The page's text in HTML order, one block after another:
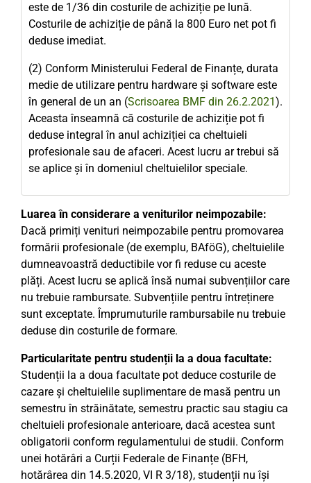
este de 1/36 din costurile de achiziție pe lună.
Costurile de achiziție de până la 800 Euro net pot fi
deduse imediat.
(2) Conform Ministerului Federal de Finanțe, durata
medie de utilizare pentru hardware și software este
în general de un an (Scrisoarea BMF din 26.2.2021).
Aceasta înseamnă că costurile de achiziție pot fi
deduse integral în anul achiziției ca cheltuieli
profesionale sau de afaceri. Acest lucru ar trebui să
se aplice și în domeniul cheltuielilor speciale.
Luarea în considerare a veniturilor neimpozabile:
Dacă primiți venituri neimpozabile pentru promovarea
formării profesionale (de exemplu, BAföG), cheltuielile
dumneavoastră deductibile vor fi reduse cu aceste
plăți. Acest lucru se aplică însă numai subvențiilor care
nu trebuie rambursate. Subvențiile pentru întreținere
sunt exceptate. Împrumuturile rambursabile nu trebuie
deduse din costurile de formare.
Particularitate pentru studenții la a doua facultate:
Studenții la a doua facultate pot deduce costurile de
cazare și cheltuielile suplimentare de masă pentru un
semestru în străinătate, semestru practic sau stagiu ca
cheltuieli profesionale anterioare, dacă acestea sunt
obligatorii conform regulamentului de studii. Conform
unei hotărâri a Curții Federale de Finanțe (BFH,
hotărârea din 14.5.2020, VI R 3/18), studenții nu își